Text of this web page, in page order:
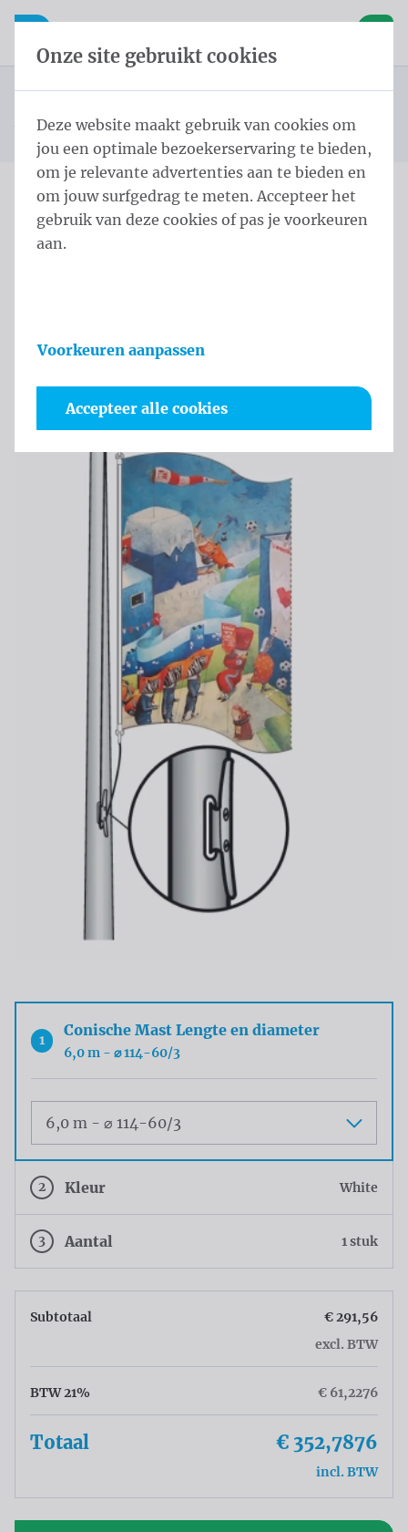
Inhoud overslaan
Taalkeuze overslaan
Open mobiele navigatie
U bevindt zich hier:
van
Conische masten
Conische Masten Kop Koord Kikker 6,0 m - ⌀ 114-60/3
White
Conische Masten Kop
Koord Kikker 6,0 m - ⌀
1
Conische Mast Lengte en diameter
6,0 m - ⌀ 114-60/3
Maat
2 Kleur White
3 Aantal 1 stuk
Subtotaal
€ 291,56
excl. BTW
BTW 21% € 61,2276
Totaal € 352,7876
incl. BTW
Onze site gebruikt cookies
Deze website maakt gebruik van cookies om
jou een optimale bezoekerservaring te bieden,
om je relevante advertenties aan te bieden en
om jouw surfgedrag te meten. Accepteer het
gebruik van deze cookies of pas je voorkeuren
aan.
Voorkeuren aanpassen
Accepteer alle cookies